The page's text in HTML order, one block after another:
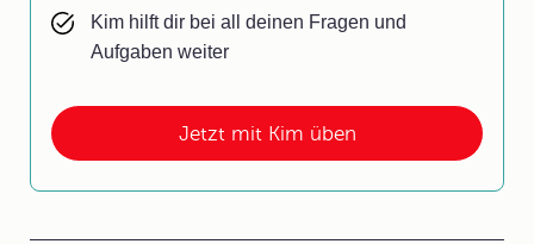
Jetzt mit Kim üben
Kim hilft dir bei all deinen Fragen und
Aufgaben weiter